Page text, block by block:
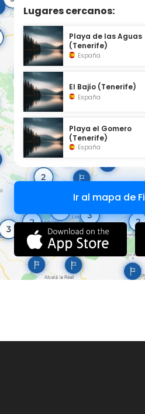
zona donde podrá pescar de
tipo de problema.
Lugares cercanos:
Playa de las Aguas
(Tenerife)
España
El Bajío (Tenerife)
España
Playa el Gomero
(Tenerife)
España
Ir al mapa de